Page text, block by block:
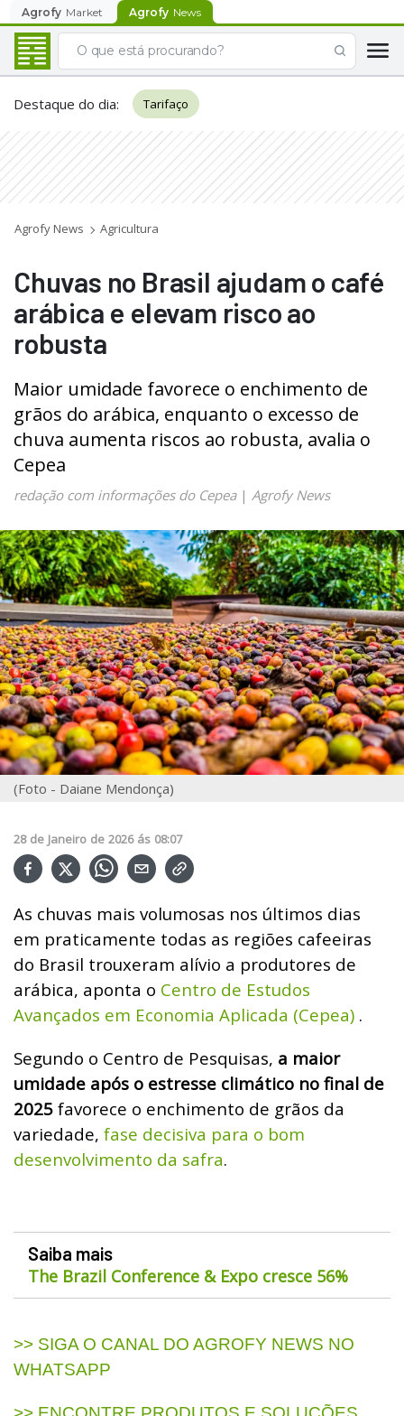
Agrofy Market Agrofy News
Destaque do dia: Tarifaço
Agrofy News Agricultura
Chuvas no Brasil ajudam o café
arábica e elevam risco ao
robusta
Maior umidade favorece o enchimento de
grãos do arábica, enquanto o excesso de
chuva aumenta riscos ao robusta, avalia o
Cepea
redação com informações do Cepea| Agrofy News
(Foto - Daiane Mendonça)
28 de Janeiro de 2026 ás 08:07
As chuvas mais volumosas nos últimos dias
em praticamente todas as regiões cafeeiras
do Brasil trouxeram alívio a produtores de
arábica, aponta o Centro de Estudos
Avançados em Economia Aplicada (Cepea) .
Segundo o Centro de Pesquisas, a maior
umidade após o estresse climático no final de
2025 favorece o enchimento de grãos da
variedade, fase decisiva para o bom
desenvolvimento da safra.
Saiba mais
The Brazil Conference & Expo cresce 56%
>> SIGA O CANAL DO AGROFY NEWS NO
WHATSAPP